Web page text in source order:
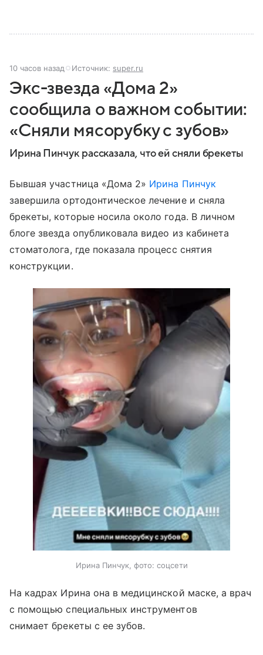
10 часов назад Источник: super.ru
Экс-звезда «Дома 2»
сообщила о важном событии:
«Сняли мясорубку с зубов»
Ирина Пинчук рассказала, что ей сняли брекеты
Бывшая участница «Дома 2» Ирина Пинчук
завершила ортодонтическое лечение и сняла
брекеты, которые носила около года. В личном
блоге звезда опубликовала видео из кабинета
стоматолога, где показала процесс снятия
конструкции.
Ирина Пинчук, фото: соцсети
На кадрах Ирина она в медицинской маске, а врач
с помощью специальных инструментов
снимает брекеты с ее зубов.